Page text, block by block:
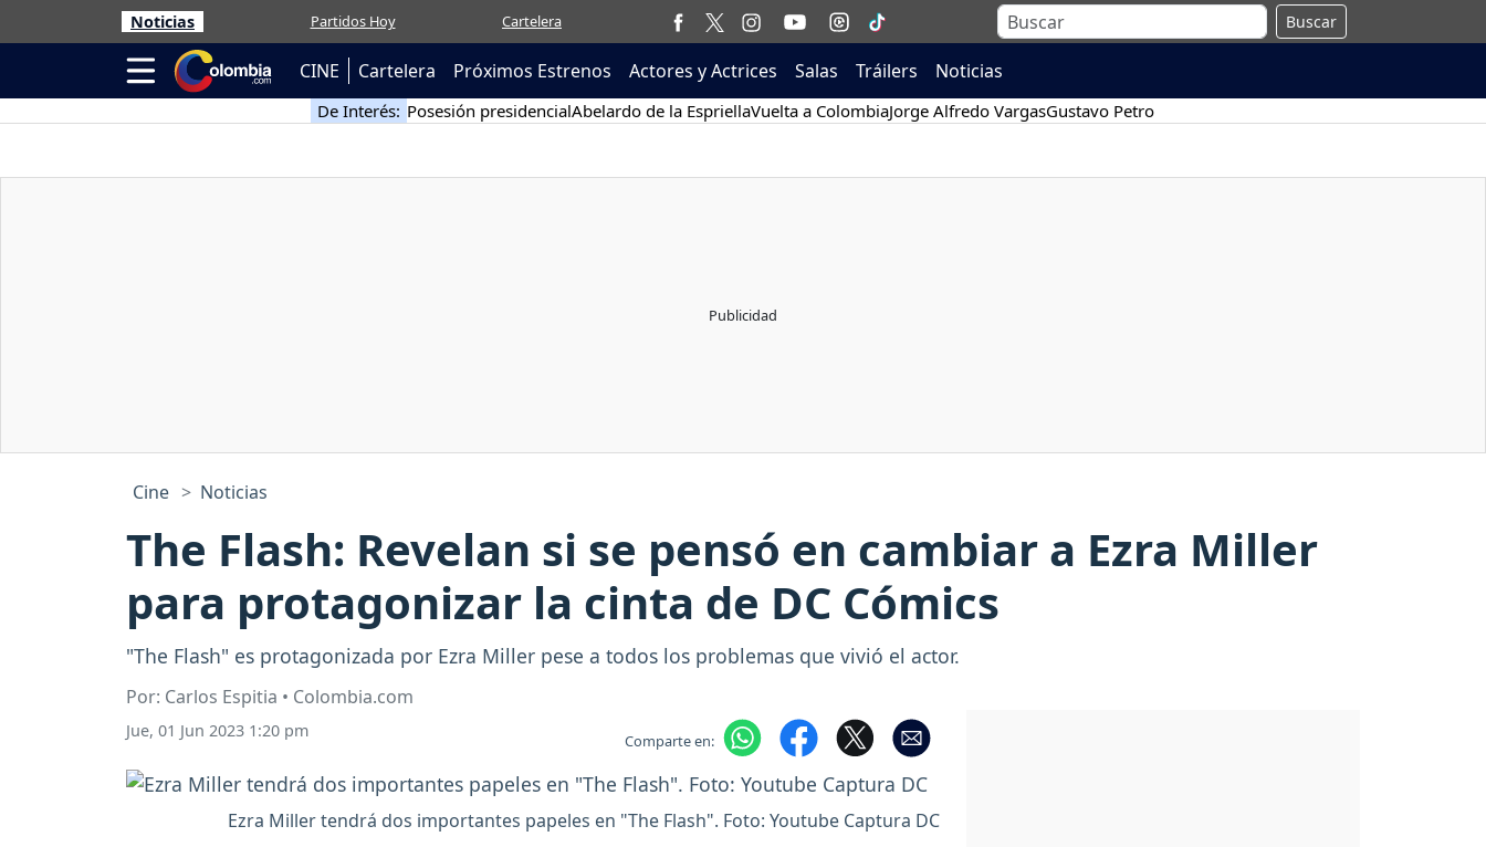
Noticias Partidos Hoy Cartelera Buscar
CINE Cartelera Próximos Estrenos Actores y Actrices Salas Tráilers Noticias
De Interés: Posesión presidencialAbelardo de la EspriellaVuelta a ColombiaJorge Alfredo VargasGustavo Petro
Cine Noticias
The Flash: Revelan si se pensó en cambiar a Ezra Miller
para protagonizar la cinta de DC Cómics
"The Flash" es protagonizada por Ezra Miller pese a todos los problemas que vivió el actor.
Por: Carlos Espitia • Colombia.com
Jue, 01 Jun 2023 1:20 pm Comparte en:
Ezra Miller tendrá dos importantes papeles en "The Flash". Foto: Youtube Captura DC